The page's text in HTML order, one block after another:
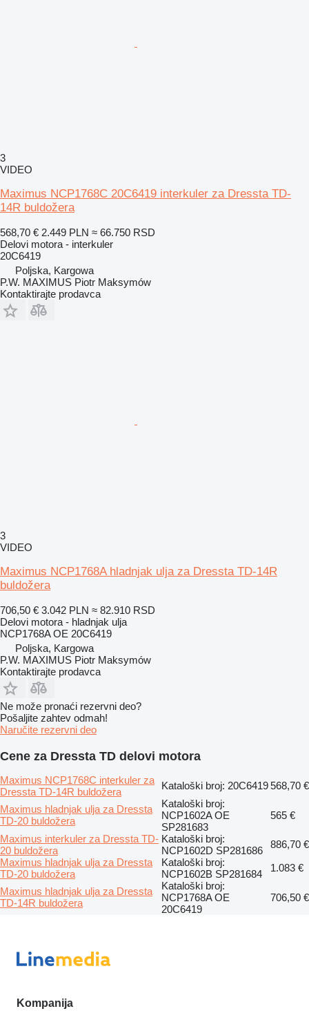
3
VIDEO
Maximus NCP1768C 20C6419 interkuler za Dressta TD-
14R buldožera
568,70 € 2.449 PLN ≈ 66.750 RSD
Delovi motora - interkuler
20C6419
Poljska, Kargowa
P.W. MAXIMUS Piotr Maksymów
Kontaktirajte prodavca
3
VIDEO
Maximus NCP1768A hladnjak ulja za Dressta TD-14R
buldožera
706,50 € 3.042 PLN ≈ 82.910 RSD
Delovi motora - hladnjak ulja
NCP1768A OE 20C6419
Poljska, Kargowa
P.W. MAXIMUS Piotr Maksymów
Kontaktirajte prodavca
Ne može pronaći rezervni dеo?
Pošaljite zahtev odmah!
Naručite rezervni dеo
Cene za Dressta TD delovi motora
Maximus NCP1768C interkuler za
Dressta TD-14R buldožera
Kataloški broj: 20C6419568,70 €
Maximus hladnjak ulja za Dressta
TD-20 buldožera
Kataloški broj:
NCP1602A OE
SP281683
565 €
Maximus interkuler za Dressta TD-
20 buldožera
Kataloški broj:
NCP1602D SP281686
886,70 €
Maximus hladnjak ulja za Dressta
TD-20 buldožera
Kataloški broj:
NCP1602B SP281684
1.083 €
Maximus hladnjak ulja za Dressta
TD-14R buldožera
Kataloški broj:
NCP1768A OE
20C6419
706,50 €
Kompanija